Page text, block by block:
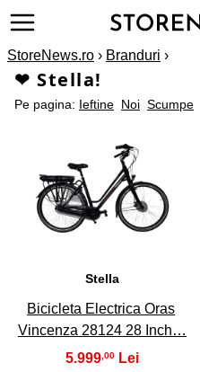
StoreNews.ro › Branduri ›
❤ Stella!
Pe pagina: Ieftine Noi Scumpe
1
Stella
Bicicleta Electrica Oras
Vincenza 28124 28 Inch…
5.999,00